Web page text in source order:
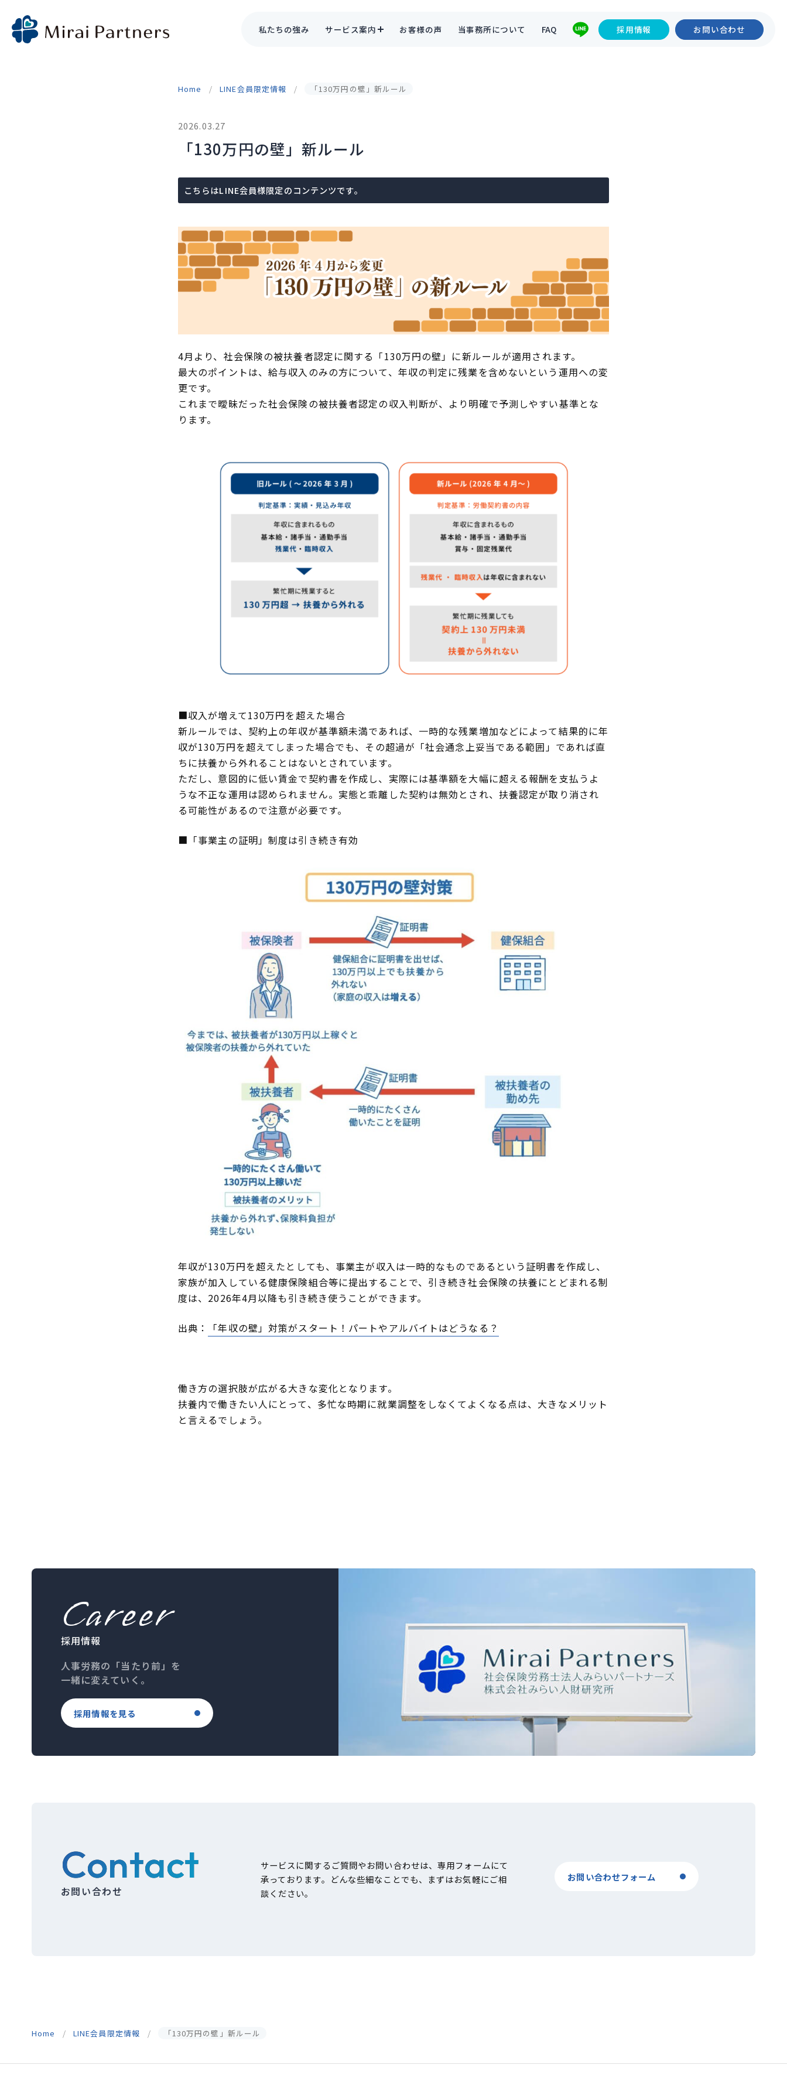
私たちの強み サービス案内 お客様の声 当事務所について FAQ 採用情報 お問い合わせ
Home LINE会員限定情報 「130万円の壁」新ルール
2026.03.27
「130万円の壁」新ルール
こちらはLINE会員様限定のコンテンツです。
4月より、社会保険の被扶養者認定に関する「130万円の壁」に新ルールが適用されます。
最大のポイントは、給与収入のみの方について、年収の判定に残業を含めないという運用への変
更です。
これまで曖昧だった社会保険の被扶養者認定の収入判断が、より明確で予測しやすい基準とな
ります。
■収入が増えて130万円を超えた場合
新ルールでは、契約上の年収が基準額未満であれば、一時的な残業増加などによって結果的に年
収が130万円を超えてしまった場合でも、その超過が「社会通念上妥当である範囲」であれば直
ちに扶養から外れることはないとされています。
ただし、意図的に低い賃金で契約書を作成し、実際には基準額を大幅に超える報酬を支払うよ
うな不正な運用は認められません。実態と乖離した契約は無効とされ、扶養認定が取り消され
る可能性があるので注意が必要です。
■「事業主の証明」制度は引き続き有効
年収が130万円を超えたとしても、事業主が収入は一時的なものであるという証明書を作成し、
家族が加入している健康保険組合等に提出することで、引き続き社会保険の扶養にとどまれる制
度は、2026年4月以降も引き続き使うことができます。
出典： 「年収の壁」対策がスタート！パートやアルバイトはどうなる？
働き方の選択肢が広がる大きな変化となります。
扶養内で働きたい人にとって、多忙な時期に就業調整をしなくてよくなる点は、大きなメリット
と言えるでしょう。
Career
採用情報
人事労務の「当たり前」を
一緒に変えていく。
採用情報を見る
Contact
お問い合わせ
サービスに関するご質問やお問い合わせは、専用フォームにて
承っております。どんな些細なことでも、まずはお気軽にご相
談ください。
お問い合わせフォーム
Home LINE会員限定情報 「130万円の壁」新ルール